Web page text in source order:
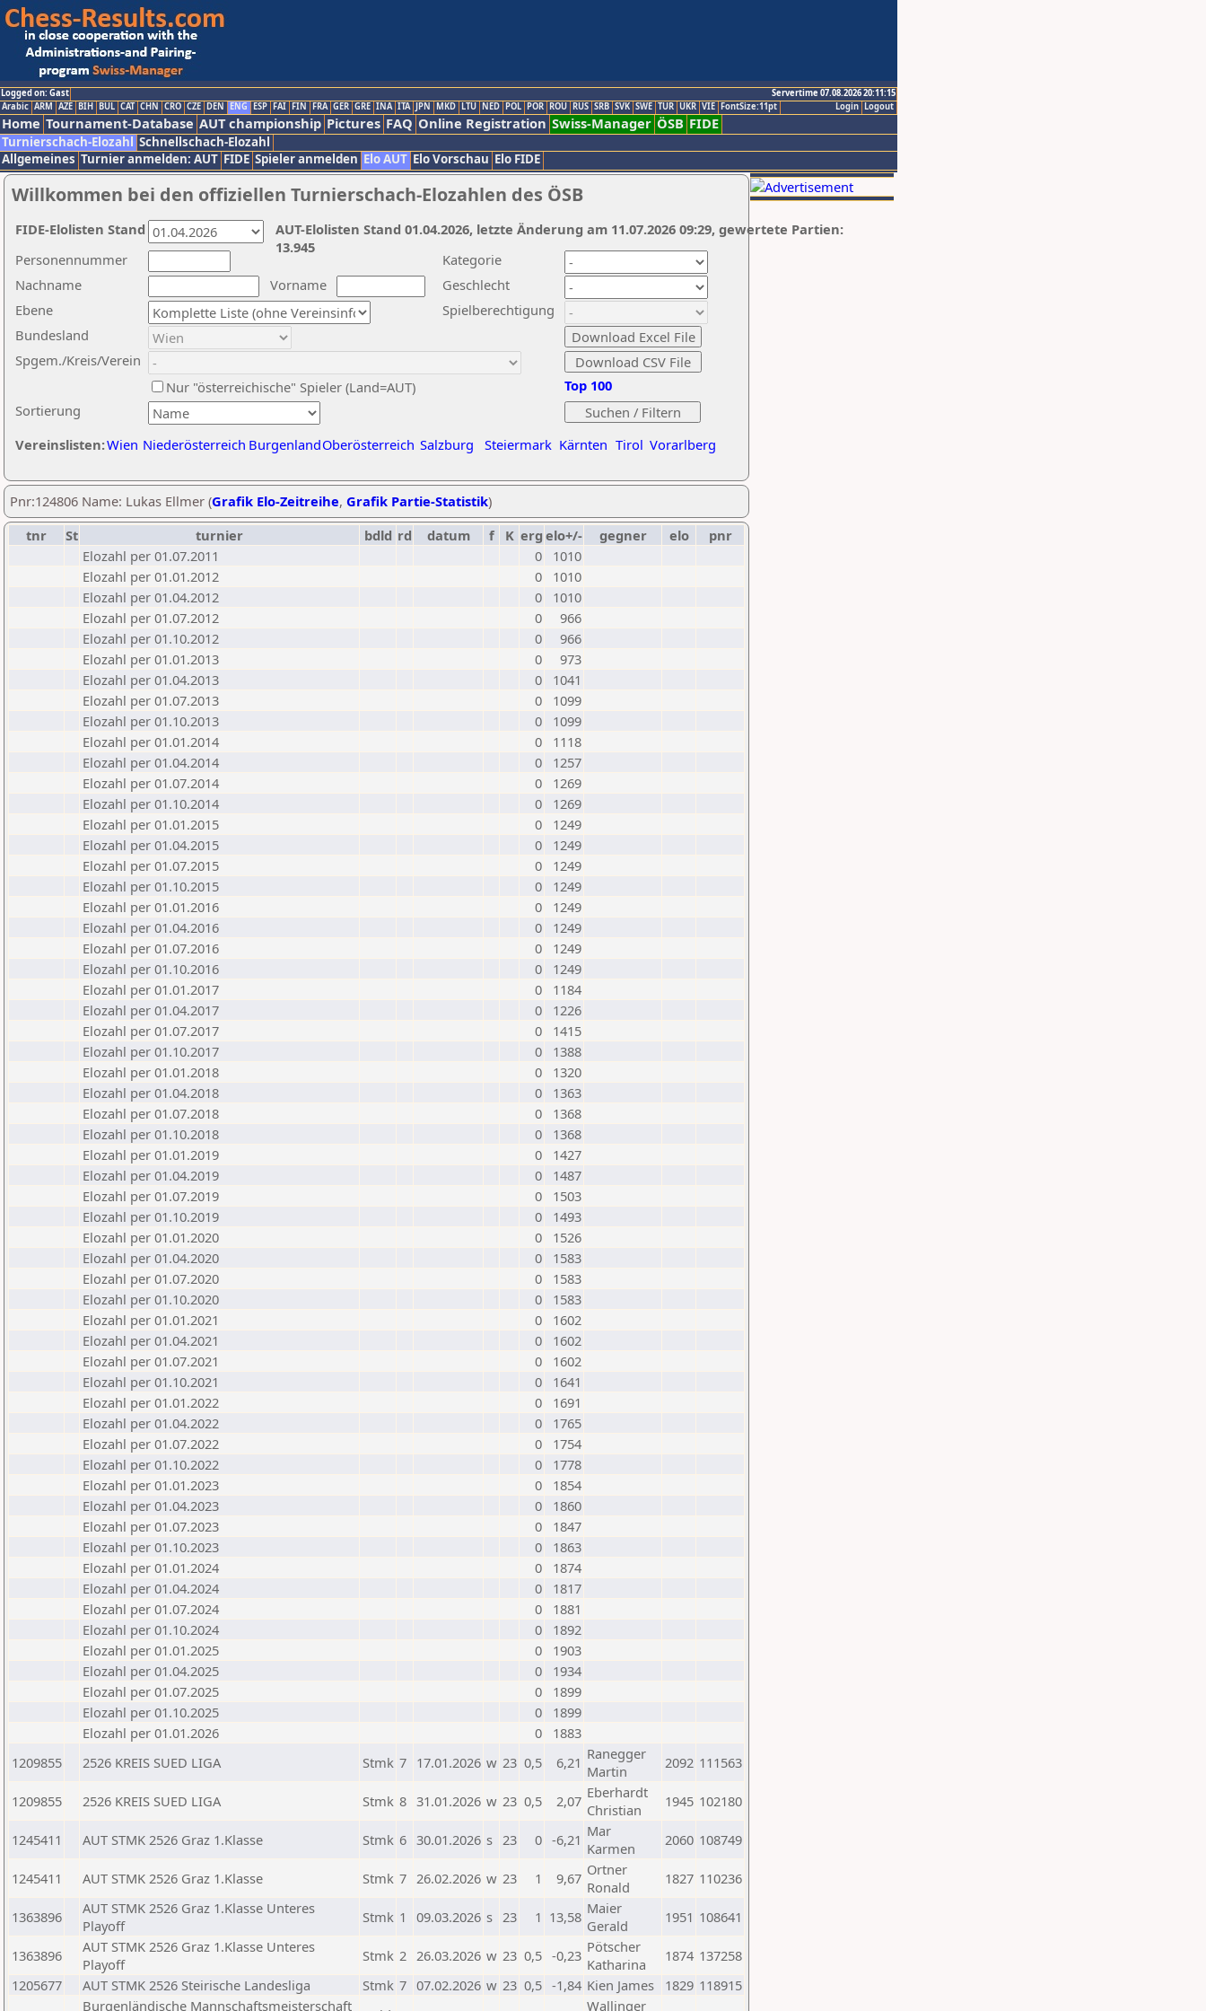
Logged on: Gast
Servertime 07.08.2026 20:11:15
Logout
Login
Arabic ARM AZE BIH BUL CAT CHN CRO CZE DEN ENG ESP FAI FIN FRA GER GRE INA ITA JPN MKD LTU NED POL POR ROU RUS SRB SVK SWE TUR UKR VIE FontSize:11pt
Home Tournament-Database AUT championship Pictures FAQ Online Registration Swiss-Manager ÖSB FIDE
Turnierschach-Elozahl Schnellschach-Elozahl
Allgemeines Turnier anmelden: AUT FIDE Spieler anmelden Elo AUT Elo Vorschau Elo FIDE
Willkommen bei den offiziellen Turnierschach-Elozahlen des ÖSB
Nachname
Vorname
Ebene
Kategorie
Sortierung
Personennummer
Bundesland
Spgem./Kreis/Verein
Geschlecht
Nur "österreichische" Spieler (Land=AUT)
Spielberechtigung
Vereinslisten:Wien Niederösterreich BurgenlandOberösterreich Salzburg Steiermark Kärnten Tirol Vorarlberg
Top 100
AUT-Elolisten Stand 01.04.2026, letzte Änderung am 11.07.2026 09:29, gewertete Partien:
13.945
FIDE-Elolisten Stand
Pnr:124806 Name: Lukas Ellmer (Grafik Elo-Zeitreihe, Grafik Partie-Statistik)
tnr
St turnier bdld rd datum f K erg elo+/- gegner elo
pnr
Elozahl per 01.07.2011
0
1010
Elozahl per 01.01.2012
0
1010
Elozahl per 01.04.2012
0
1010
Elozahl per 01.07.2012
0
966
Elozahl per 01.10.2012
0
966
Elozahl per 01.01.2013
0
973
Elozahl per 01.04.2013
0
1041
Elozahl per 01.07.2013
0
1099
Elozahl per 01.10.2013
0
1099
Elozahl per 01.01.2014
0
1118
Elozahl per 01.04.2014
0
1257
Elozahl per 01.07.2014
0
1269
Elozahl per 01.10.2014
0
1269
Elozahl per 01.01.2015
0
1249
Elozahl per 01.04.2015
0
1249
Elozahl per 01.07.2015
0
1249
Elozahl per 01.10.2015
0
1249
Elozahl per 01.01.2016
0
1249
Elozahl per 01.04.2016
0
1249
Elozahl per 01.07.2016
0
1249
Elozahl per 01.10.2016
0
1249
Elozahl per 01.01.2017
0
1184
Elozahl per 01.04.2017
0
1226
Elozahl per 01.07.2017
0
1415
Elozahl per 01.10.2017
0
1388
Elozahl per 01.01.2018
0
1320
Elozahl per 01.04.2018
0
1363
Elozahl per 01.07.2018
0
1368
Elozahl per 01.10.2018
0
1368
Elozahl per 01.01.2019
0
1427
Elozahl per 01.04.2019
0
1487
Elozahl per 01.07.2019
0
1503
Elozahl per 01.10.2019
0
1493
Elozahl per 01.01.2020
0
1526
Elozahl per 01.04.2020
0
1583
Elozahl per 01.07.2020
0
1583
Elozahl per 01.10.2020
0
1583
Elozahl per 01.01.2021
0
1602
Elozahl per 01.04.2021
0
1602
Elozahl per 01.07.2021
0
1602
Elozahl per 01.10.2021
0
1641
Elozahl per 01.01.2022
0
1691
Elozahl per 01.04.2022
0
1765
Elozahl per 01.07.2022
0
1754
Elozahl per 01.10.2022
0
1778
Elozahl per 01.01.2023
0
1854
Elozahl per 01.04.2023
0
1860
Elozahl per 01.07.2023
0
1847
Elozahl per 01.10.2023
0
1863
Elozahl per 01.01.2024
0
1874
Elozahl per 01.04.2024
0
1817
Elozahl per 01.07.2024
0
1881
Elozahl per 01.10.2024
0
1892
Elozahl per 01.01.2025
0
1903
Elozahl per 01.04.2025
0
1934
Elozahl per 01.07.2025
0
1899
Elozahl per 01.10.2025
0
1899
Elozahl per 01.01.2026
0
1883
1209855
2526 KREIS SUED LIGA Stmk 7 17.01.2026 w 23 0,5 6,21 Ranegger
Martin
2092 111563
1209855 2526 KREIS SUED LIGA Stmk 8 31.01.2026 w 23 0,5 2,07 Eberhardt
Christian
1945 102180
1245411 AUT STMK 2526 Graz 1.Klasse Stmk 6 30.01.2026 s 23 0 -6,21 Mar
Karmen
2060 108749
1245411 AUT STMK 2526 Graz 1.Klasse Stmk 7 26.02.2026 w 23 1 9,67 Ortner
Ronald
1827 110236
1363896
AUT STMK 2526 Graz 1.Klasse Unteres
Playoff
Stmk 1 09.03.2026 s 23 1 13,58 Maier
Gerald
1951 108641
1363896
AUT STMK 2526 Graz 1.Klasse Unteres
Playoff
Stmk 2 26.03.2026 w 23 0,5 -0,23 Pötscher
Katharina
1874 137258
1205677
AUT STMK 2526 Steirische Landesliga Stmk 7 07.02.2026 w 23 0,5 -1,84 Kien James 1829 118915
Burgenländische Mannschaftsmeisterschaft Wallinger